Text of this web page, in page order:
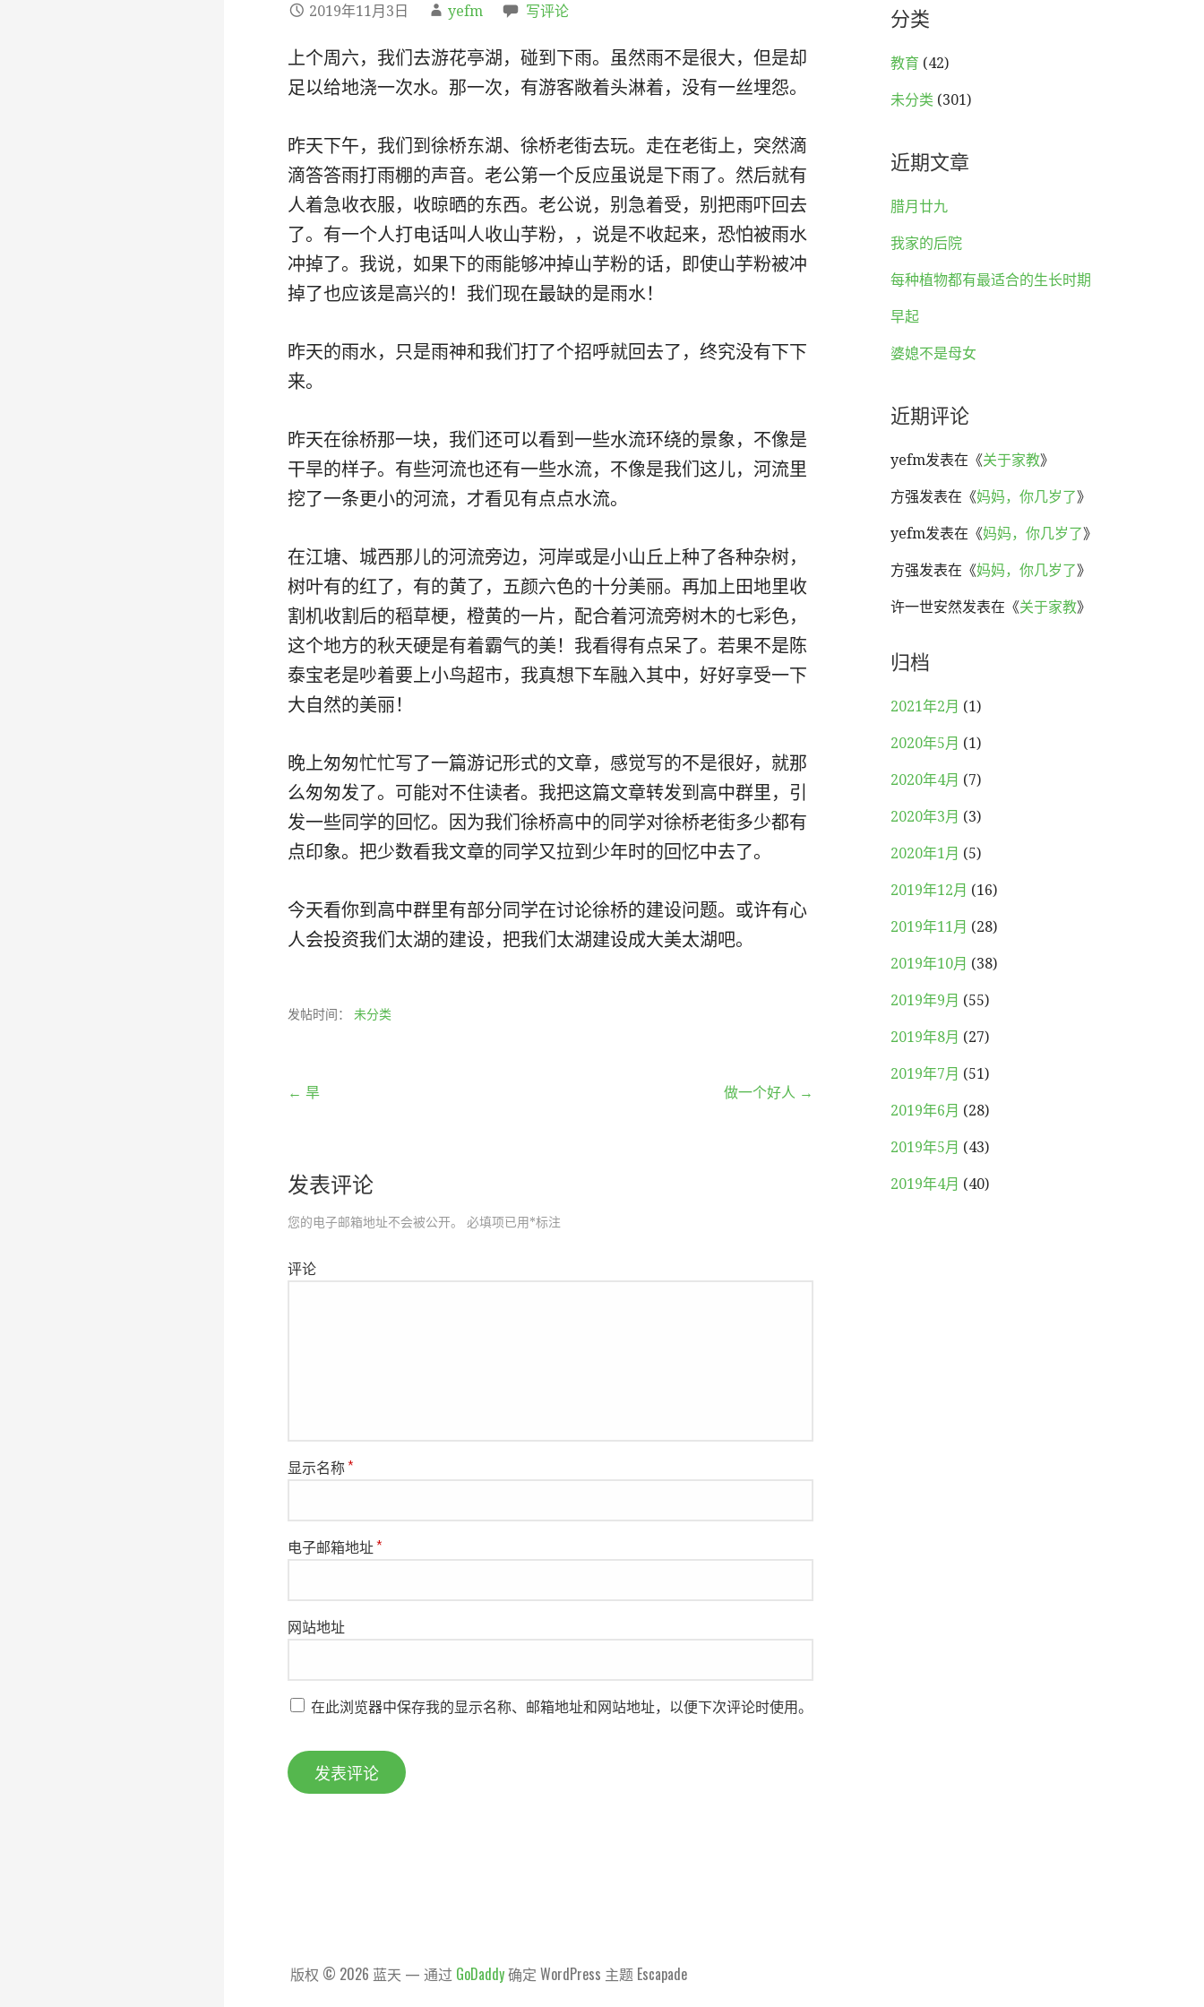
2019年11月3日 yefm 写评论
上个周六，我们去游花亭湖，碰到下雨。虽然雨不是很大，但是却
足以给地浇一次水。那一次，有游客敞着头淋着，没有一丝埋怨。
昨天下午，我们到徐桥东湖、徐桥老街去玩。走在老街上，突然滴
滴答答雨打雨棚的声音。老公第一个反应虽说是下雨了。然后就有
人着急收衣服，收晾晒的东西。老公说，别急着受，别把雨吓回去
了。有一个人打电话叫人收山芋粉，，说是不收起来，恐怕被雨水
冲掉了。我说，如果下的雨能够冲掉山芋粉的话，即使山芋粉被冲
掉了也应该是高兴的！我们现在最缺的是雨水！
昨天的雨水，只是雨神和我们打了个招呼就回去了，终究没有下下
来。
昨天在徐桥那一块，我们还可以看到一些水流环绕的景象，不像是
干旱的样子。有些河流也还有一些水流，不像是我们这儿，河流里
挖了一条更小的河流，才看见有点点水流。
在江塘、城西那儿的河流旁边，河岸或是小山丘上种了各种杂树，
树叶有的红了，有的黄了，五颜六色的十分美丽。再加上田地里收
割机收割后的稻草梗，橙黄的一片，配合着河流旁树木的七彩色，
这个地方的秋天硬是有着霸气的美！我看得有点呆了。若果不是陈
泰宝老是吵着要上小鸟超市，我真想下车融入其中，好好享受一下
大自然的美丽！
晚上匆匆忙忙写了一篇游记形式的文章，感觉写的不是很好，就那
么匆匆发了。可能对不住读者。我把这篇文章转发到高中群里，引
发一些同学的回忆。因为我们徐桥高中的同学对徐桥老街多少都有
点印象。把少数看我文章的同学又拉到少年时的回忆中去了。
今天看你到高中群里有部分同学在讨论徐桥的建设问题。或许有心
人会投资我们太湖的建设，把我们太湖建设成大美太湖吧。
发帖时间： 未分类
← 旱 做一个好人 →
发表评论
您的电子邮箱地址不会被公开。 必填项已用*标注
评论
显示名称*
电子邮箱地址*
网站地址
在此浏览器中保存我的显示名称、邮箱地址和网站地址，以便下次评论时使用。
分类
教育 (42)
未分类 (301)
近期文章
腊月廿九
我家的后院
每种植物都有最适合的生长时期
早起
婆媳不是母女
近期评论
yefm发表在《关于家教》
方强发表在《妈妈，你几岁了》
yefm发表在《妈妈，你几岁了》
方强发表在《妈妈，你几岁了》
许一世安然发表在《关于家教》
归档
2021年2月 (1)
2020年5月 (1)
2020年4月 (7)
2020年3月 (3)
2020年1月 (5)
2019年12月 (16)
2019年11月 (28)
2019年10月 (38)
2019年9月 (55)
2019年8月 (27)
2019年7月 (51)
2019年6月 (28)
2019年5月 (43)
2019年4月 (40)
版权 © 2026 蓝天 — 通过 GoDaddy确定 WordPress 主题 Escapade